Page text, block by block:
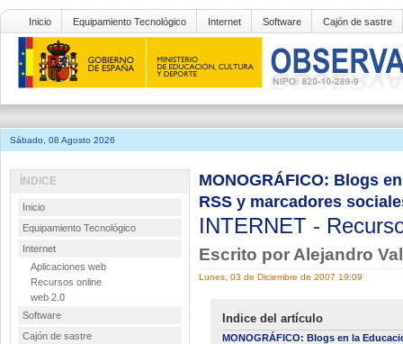
Inicio Equipamiento Tecnológico Internet Software Cajón de sastre
Sábado, 08 Agosto 2026
MONOGRÁFICO: Blogs
RSS y marcadores
INTERNET -
Escrito por Alejandro
Lunes, 03 de Diciembre de 2007 19:09
Indice del artículo
MONOGRÁFICO: Blogs en la
ÍNDICE
Inicio
Equipamiento Tecnológico
Internet
Aplicaciones web
Recursos online
web 2.0
Software
Cajón de sastre